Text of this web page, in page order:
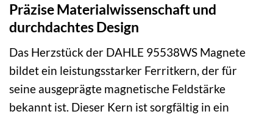
Präzise Materialwissenschaft und
durchdachtes Design
Das Herzstück der DAHLE 95538WS Magnete
bildet ein leistungsstarker Ferritkern, der für
seine ausgeprägte magnetische Feldstärke
bekannt ist. Dieser Kern ist sorgfältig in ein